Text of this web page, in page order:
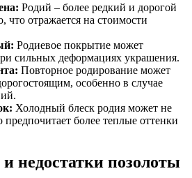
Родий – более редкий и дорогой
что отражается на стоимости
Родиевое покрытие может
сильных деформациях украшения.
Повторное родирование может
особенно в случае
Холодный блеск родия может не
предпочитает более теплые оттенки
недостатки позолоты